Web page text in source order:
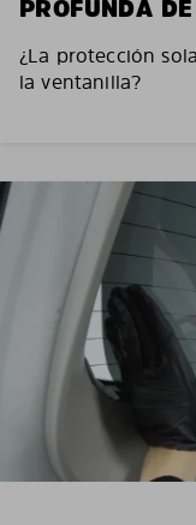
PROFUNDA
¿La protección
la ventanilla?